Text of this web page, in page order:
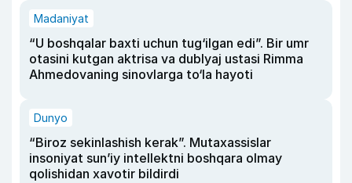
Madaniyat
“U boshqalar baxti uchun tug‘ilgan edi”. Bir umr
otasini kutgan aktrisa va dublyaj ustasi Rimma
Ahmedovaning sinovlarga to‘la hayoti
Dunyo
“Biroz sekinlashish kerak”. Mutaxassislar
insoniyat sun’iy intellektni boshqara olmay
qolishidan xavotir bildirdi